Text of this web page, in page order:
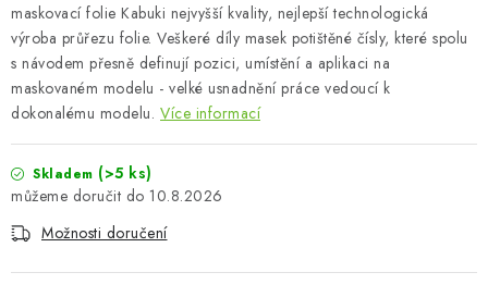
maskovací folie Kabuki nejvyšší kvality, nejlepší technologická
výroba průřezu folie. Veškeré díly masek potištěné čísly, které spolu
s návodem přesně definují pozici, umístění a aplikaci na
maskovaném modelu - velké usnadnění práce vedoucí k
dokonalému modelu. Více informací
Skladem (>5 ks)
10.8.2026
Možnosti doručení